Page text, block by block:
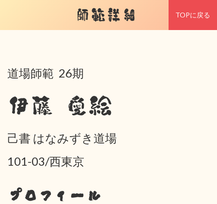
師範詳細 TOPに戻る
道場師範 26期
伊藤 愛絵
己書 はなみずき道場
101-03/西東京
プロフィール